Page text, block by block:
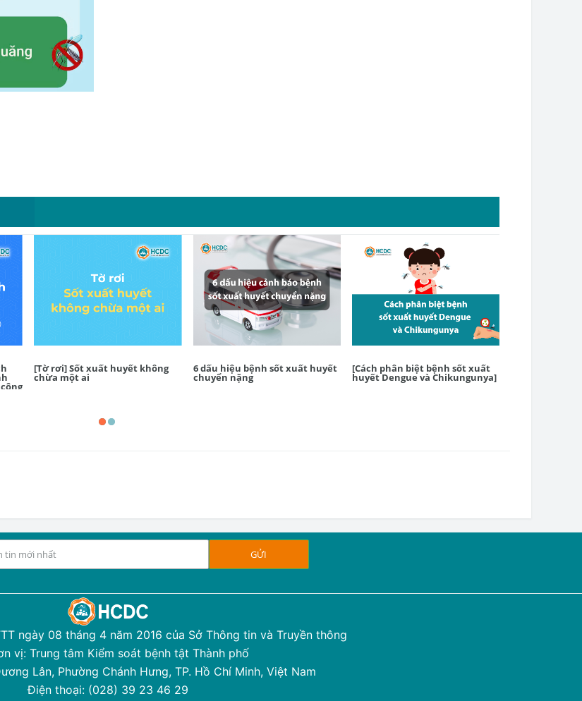
[Tờ rơi] Sốt xuất huyết không
chừa một ai
6 dấu hiệu bệnh sốt xuất huyết
chuyển nặng
​[Cách phân biệt bệnh sốt xuất
huyết Dengue và Chikungunya]
ngày 08 tháng 4 năm 2016 của Sở Thông tin và Truyền thông
vị: Trung tâm Kiểm soát bệnh tật Thành phố
Lân, Phường Chánh Hưng, TP. Hồ Chí Minh, Việt Nam
Điện thoại: (028) 39 23 46 29